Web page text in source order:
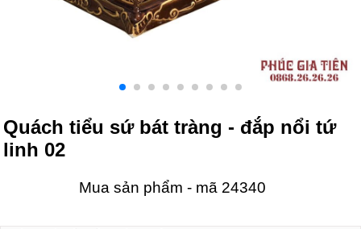
Quách tiểu sứ bát tràng - đắp nổi tứ
linh 02
Mua sản phẩm - mã 24340